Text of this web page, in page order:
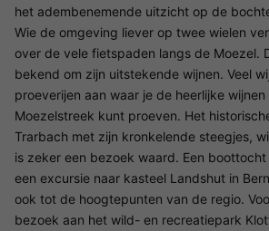
het adembenemende uitzicht op de
Wie de omgeving liever op twee wielen
over de vele fietspaden langs de Moezel.
bekend om zijn uitstekende wijnen. Veel
proeverijen aan waar je de heerlijke
Moezelstreek kunt proeven. Het
Trarbach met zijn kronkelende steegjes,
is zeker een bezoek waard. Een
een excursie naar kasteel Landshut in
ook tot de hoogtepunten van de regio.
bezoek aan het wild- en recreatiepark